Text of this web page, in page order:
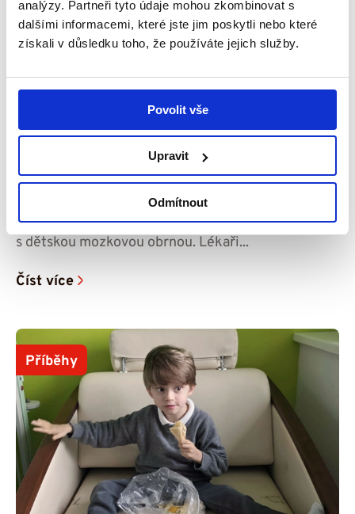
analýzy. Partneři tyto údaje mohou zkombinovat s
dalšími informacemi, které jste jim poskytli nebo které
získali v důsledku toho, že používáte jejich služby.
Povolit vše
Upravit
Odmítnout
Čím je syn starší, tím víc mi dochází, jak to
bude do budoucna náročné – příběh Ríši
Sedmiletý Ríša, který žije společně se svou
maminkou Monikou v Mostě, se od narození potýká
s dětskou mozkovou obrnou. Lékaři...
Číst více
Příběhy